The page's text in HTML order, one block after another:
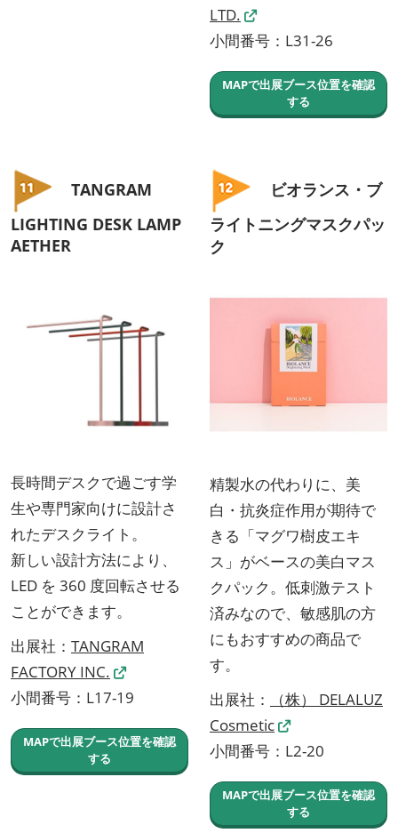
LTD.
小間番号：L31-26
MAPで出展ブース位置を確認
する
TANGRAM
LIGHTING DESK LAMP
AETHER
長時間デスクで過ごす学
生や専門家向けに設計さ
れたデスクライト。
新しい設計方法により、
LED を 360 度回転させる
ことができます。
出展社： TANGRAM
FACTORY INC.
小間番号：L17-19
MAPで出展ブース位置を確認
する
ビオランス・ブ
ライトニングマスクパッ
ク
精製水の代わりに、美
白・抗炎症作用が期待で
きる「マグワ樹皮エキ
ス」がベースの美白マス
クパック。低刺激テスト
済みなので、敏感肌の方
にもおすすめの商品で
す。
出展社：
（株） DELALUZ
Cosmetic
小間番号：L2-20
MAPで出展ブース位置を確認
する